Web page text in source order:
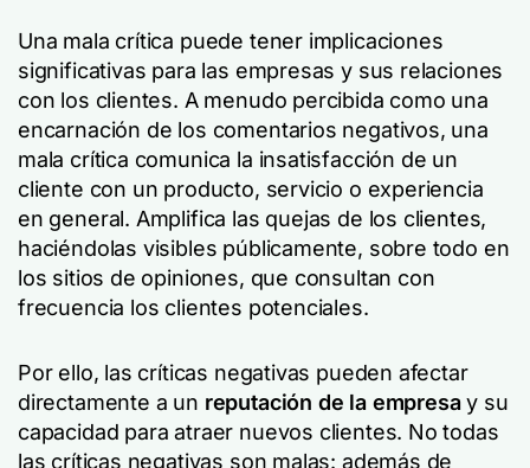
Una mala crítica puede tener implicaciones
significativas para las empresas y sus relaciones
con los clientes. A menudo percibida como una
encarnación de los comentarios negativos, una
mala crítica comunica la insatisfacción de un
cliente con un producto, servicio o experiencia
en general. Amplifica las quejas de los clientes,
haciéndolas visibles públicamente, sobre todo en
los sitios de opiniones, que consultan con
frecuencia los clientes potenciales.
Por ello, las críticas negativas pueden afectar
directamente a un reputación de la empresay su
capacidad para atraer nuevos clientes. No todas
las críticas negativas son malas: además de